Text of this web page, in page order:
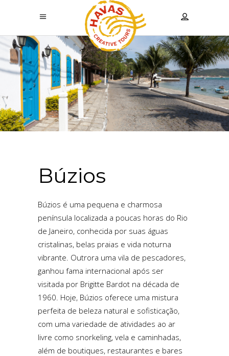
Búzios
Búzios é uma pequena e charmosa
península localizada a poucas horas do Rio
de Janeiro, conhecida por suas águas
cristalinas, belas praias e vida noturna
vibrante. Outrora uma vila de pescadores,
ganhou fama internacional após ser
visitada por Brigitte Bardot na década de
1960. Hoje, Búzios oferece uma mistura
perfeita de beleza natural e sofisticação,
com uma variedade de atividades ao ar
livre como snorkeling, vela e caminhadas,
além de boutiques, restaurantes e bares